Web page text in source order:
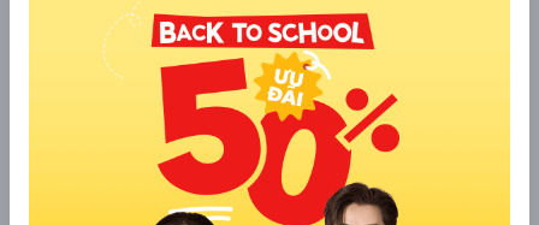
3. Hướng Dẫn Săn Quà
Để chắc chắn rinh được quà xịn, bạn chỉ cần làm theo 2 bước
cực đơn giản sau:
Tại bài viết thông báo trên Fanpage (hoặc
Website), bạn để lại bình luận:
"Chúc mừng"
2 người bạnthân thiết.
Chụp ảnh màn hình bình luận đó.